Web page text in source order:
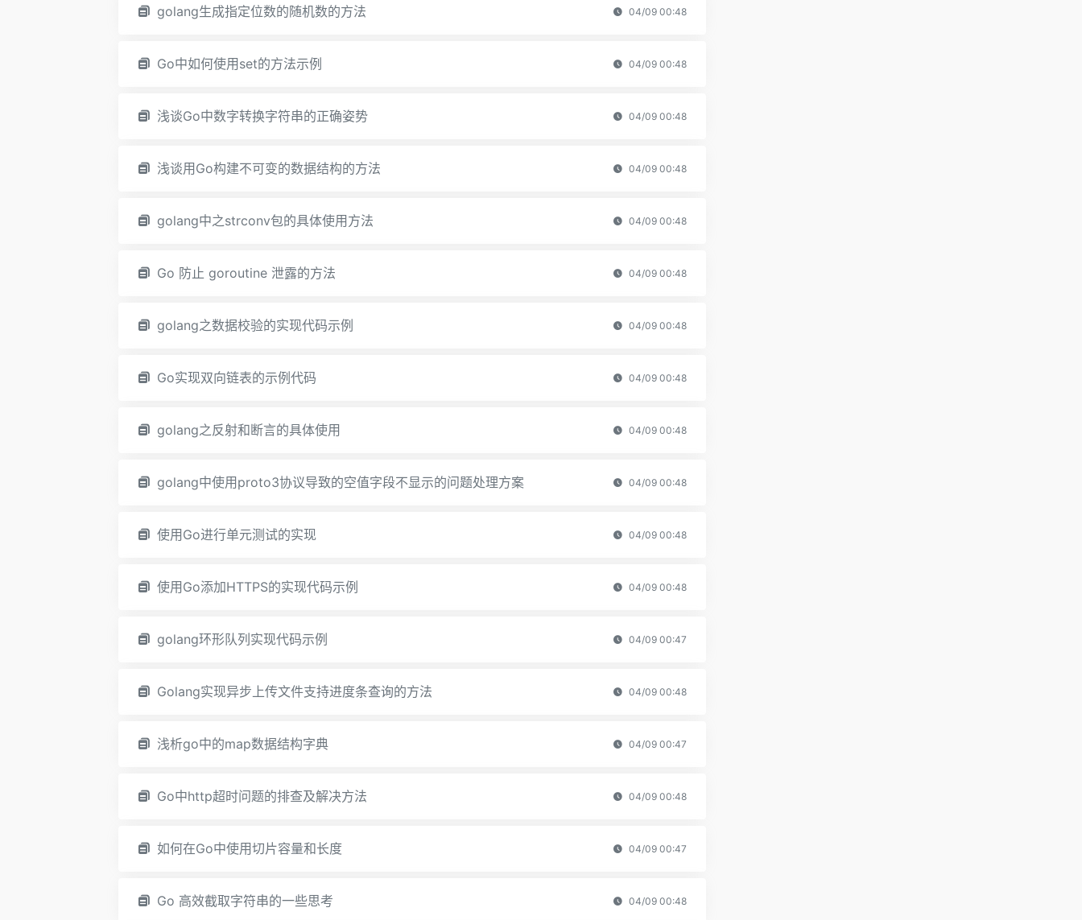
golang生成指定位数的随机数的方法 04/09 00:48
Go中如何使用set的方法示例 04/09 00:48
浅谈Go中数字转换字符串的正确姿势 04/09 00:48
浅谈用Go构建不可变的数据结构的方法 04/09 00:48
golang中之strconv包的具体使用方法 04/09 00:48
Go 防止 goroutine 泄露的方法 04/09 00:48
golang之数据校验的实现代码示例 04/09 00:48
Go实现双向链表的示例代码 04/09 00:48
golang之反射和断言的具体使用 04/09 00:48
golang中使用proto3协议导致的空值字段不显示的问题处理方案 04/09 00:48
使用Go进行单元测试的实现 04/09 00:48
使用Go添加HTTPS的实现代码示例 04/09 00:48
golang环形队列实现代码示例 04/09 00:47
Golang实现异步上传文件支持进度条查询的方法 04/09 00:48
浅析go中的map数据结构字典 04/09 00:47
Go中http超时问题的排查及解决方法 04/09 00:48
如何在Go中使用切片容量和长度 04/09 00:47
Go 高效截取字符串的一些思考 04/09 00:48